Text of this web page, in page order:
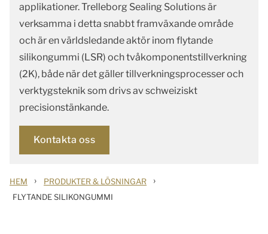
applikationer. Trelleborg Sealing Solutions är
verksamma i detta snabbt framväxande område
och är en världsledande aktör inom flytande
silikongummi (LSR) och tvåkomponentstillverkning
(2K), både när det gäller tillverkningsprocesser och
verktygsteknik som drivs av schweiziskt
precisionstänkande.
Kontakta oss
HEM › PRODUKTER & LÖSNINGAR ›
FLYTANDE SILIKONGUMMI